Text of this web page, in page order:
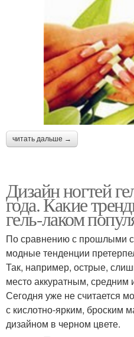
читать дальше →
Дизайн ногтей
года. Какие
гель-лаком
По сравнению с прошлыми
модные тенденции
Так, например, острые,
место аккуратным, средним
Сегодня уже не считается
с кислотно-ярким, броским
дизайном в черном цвете.